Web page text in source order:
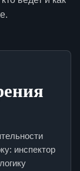
инспектор